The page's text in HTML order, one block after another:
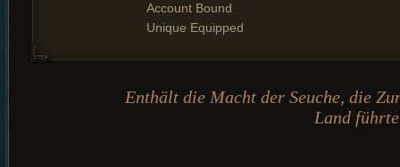
Account Bound
Unique Equipped
Enthält die Macht der Seuche, die
Land